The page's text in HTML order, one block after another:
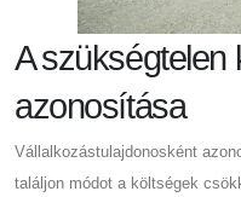
A szükségtelen
azonosítása
Vállalkozástulajdonosként
találjon módot a költségek